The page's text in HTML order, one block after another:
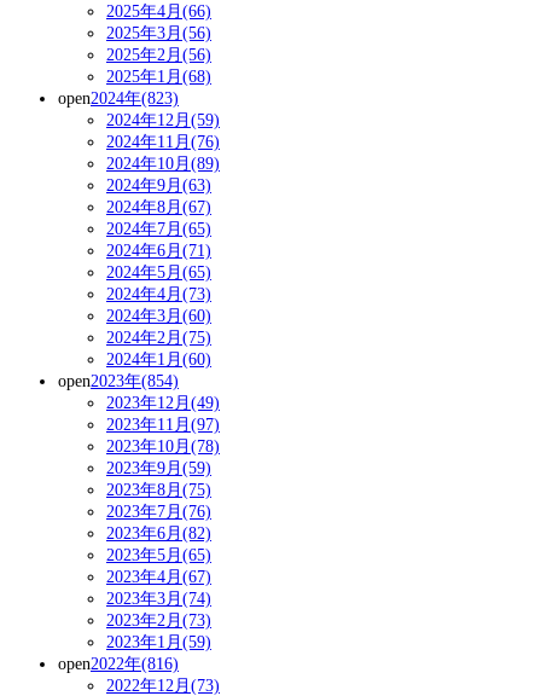
2025年4月(66)
2025年3月(56)
2025年2月(56)
2025年1月(68)
open2024年(823)
2024年12月(59)
2024年11月(76)
2024年10月(89)
2024年9月(63)
2024年8月(67)
2024年7月(65)
2024年6月(71)
2024年5月(65)
2024年4月(73)
2024年3月(60)
2024年2月(75)
2024年1月(60)
open2023年(854)
2023年12月(49)
2023年11月(97)
2023年10月(78)
2023年9月(59)
2023年8月(75)
2023年7月(76)
2023年6月(82)
2023年5月(65)
2023年4月(67)
2023年3月(74)
2023年2月(73)
2023年1月(59)
open2022年(816)
2022年12月(73)